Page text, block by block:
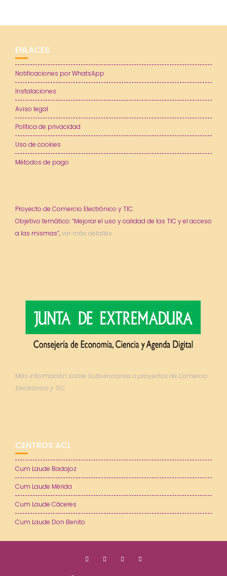
ENLACES
Notificaciones por WhatsApp
Instalaciones
Aviso legal
Política de privacidad
Uso de cookies
Métodos de pago
Proyecto de Comercio Electrónico y TIC.
Objetivo temático: “Mejorar el uso y calidad de las TIC y el acceso
a las mismas”,ver más detalles.
Más información sobre Subvenciones a proyectos de Comercio
Electrónico y TIC.
CENTROS ACL
Cum Laude Badajoz
Cum Laude Mérida
Cum Laude Cáceres
Cum Laude Don Benito